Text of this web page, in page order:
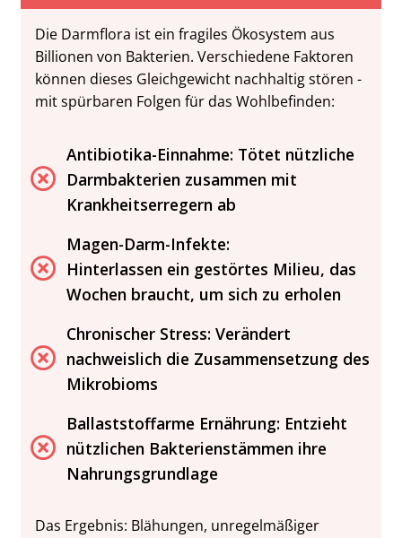
Die Darmflora ist ein fragiles Ökosystem aus
Billionen von Bakterien. Verschiedene Faktoren
können dieses Gleichgewicht nachhaltig stören -
mit spürbaren Folgen für das Wohlbefinden:
Antibiotika-Einnahme: Tötet nützliche
Darmbakterien zusammen mit
Krankheitserregern ab
Magen-Darm-Infekte:
Hinterlassen ein gestörtes Milieu, das
Wochen braucht, um sich zu erholen
Chronischer Stress: Verändert
nachweislich die Zusammensetzung des
Mikrobioms
Ballaststoffarme Ernährung: Entzieht
nützlichen Bakterienstämmen ihre
Nahrungsgrundlage
Das Ergebnis: Blähungen, unregelmäßiger